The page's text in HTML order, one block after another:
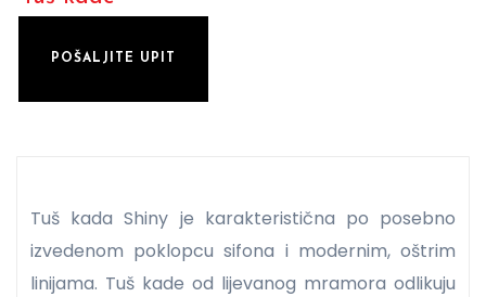
POŠALJITE UPIT
Tuš kada Shiny je karakteristična po posebno
izvedenom poklopcu sifona i modernim, oštrim
linijama. Tuš kade od lijevanog mramora odlikuju